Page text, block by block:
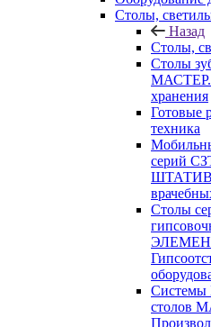
Cтолы,
Назад
Cтолы,
Столы
МАСТЕР.
хранения
Готовые
техника
серий
ШТАТИВ,
Столы
столов